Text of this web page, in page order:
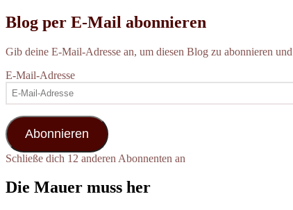
Blog per E-Mail abonnieren
Gib deine E-Mail-Adresse an, um diesen Blog zu abonnieren
E-Mail-Adresse
Abonnieren
Schließe dich 12 anderen Abonnenten an
Die Mauer muss her